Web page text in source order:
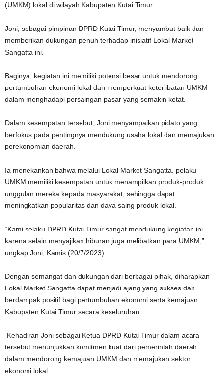
(UMKM) lokal di wilayah Kabupaten Kutai Timur.
Joni, sebagai pimpinan DPRD Kutai Timur, menyambut baik dan
memberikan dukungan penuh terhadap inisiatif Lokal Market
Sangatta ini.
Baginya, kegiatan ini memiliki potensi besar untuk mendorong
pertumbuhan ekonomi lokal dan memperkuat keterlibatan UMKM
dalam menghadapi persaingan pasar yang semakin ketat.
Dalam kesempatan tersebut, Joni menyampaikan pidato yang
berfokus pada pentingnya mendukung usaha lokal dan memajukan
perekonomian daerah.
Ia menekankan bahwa melalui Lokal Market Sangatta, pelaku
UMKM memiliki kesempatan untuk menampilkan produk-produk
unggulan mereka kepada masyarakat, sehingga dapat
meningkatkan popularitas dan daya saing produk lokal.
“Kami selaku DPRD Kutai Timur sangat mendukung kegiatan ini
karena selain menyajikan hiburan juga melibatkan para UMKM,”
ungkap Joni, Kamis (20/7/2023).
Dengan semangat dan dukungan dari berbagai pihak, diharapkan
Lokal Market Sangatta dapat menjadi ajang yang sukses dan
berdampak positif bagi pertumbuhan ekonomi serta kemajuan
Kabupaten Kutai Timur secara keseluruhan.
Kehadiran Joni sebagai Ketua DPRD Kutai Timur dalam acara
tersebut menunjukkan komitmen kuat dari pemerintah daerah
dalam mendorong kemajuan UMKM dan memajukan sektor
ekonomi lokal.